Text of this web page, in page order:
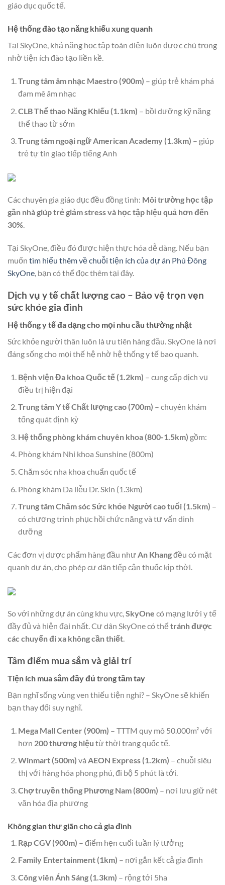
giáo dục quốc tế.
Hệ thống đào tạo năng khiếu xung quanh
Tại SkyOne, khả năng học tập toàn diện luôn được chú trọng
nhờ tiện ích đào tạo liền kề.
Trung tâm âm nhạc Maestro (900m) – giúp trẻ khám phá
đam mê âm nhạc
CLB Thể thao Năng Khiếu (1.1km) – bồi dưỡng kỹ năng
thể thao từ sớm
Trung tâm ngoại ngữ American Academy (1.3km) – giúp
trẻ tự tin giao tiếp tiếng Anh
Các chuyên gia giáo dục đều đồng tình: Môi trường học tập
gần nhà giúp trẻ giảm stress và học tập hiệu quả hơn đến
30%
Tại SkyOne, điều đó được hiện thực hóa dễ dàng. Nếu bạn
muốn tìm hiểu thêm về chuỗi tiện ích của dự án Phú Đông
SkyOne , bạn có thể đọc thêm tại đây.
Dịch vụ y tế chất lượng cao – Bảo vệ trọn vẹn
sức khỏe gia đình
Hệ thống y tế đa dạng cho mọi nhu cầu thường nhật
Sức khỏe người thân luôn là ưu tiên hàng đầu. SkyOne là nơi
đáng sống cho mọi thế hệ nhờ hệ thống y tế bao quanh.
Bệnh viện Đa khoa Quốc tế (1.2km) – cung cấp dịch vụ
điều trị hiện đại
Trung tâm Y tế Chất lượng cao (700m) – chuyên khám
tổng quát định kỳ
Hệ thống phòng khám chuyên khoa (800-1.5km) gồm:
Phòng khám Nhi khoa Sunshine (800m)
Chăm sóc nha khoa chuẩn quốc tế
Phòng khám Da liễu Dr. Skin (1.3km)
Trung tâm Chăm sóc Sức khỏe Người cao tuổi (1.5km) –
có chương trình phục hồi chức năng và tư vấn dinh
dưỡng
Các đơn vị dược phẩm hàng đầu nhưAn Khangđều có mặt
quanh dự án, cho phép cư dân tiếp cận thuốc kịp thời.
So với những dự án cùng khu vực, SkyOne có mạng lưới y tế
đầy đủ và hiện đại nhất. Cư dân SkyOne có thể tránh được
các chuyến đi xa không cần thiết
Tâm điểm mua sắm và giải trí
Tiện ích mua sắm đầy đủ trong tầm tay
Bạn nghĩ sống vùng ven thiếu tiện nghi? – SkyOne sẽ khiến
bạn thay đổi suy nghĩ.
Mega Mall Center (900m) – TTTM quy mô 50.000m² với
hơn 200 thương hiệu từ thời trang quốc tế.
Winmart (500m) và AEON Express (1.2km) – chuỗi siêu
thị với hàng hóa phong phú, đi bộ 5 phút là tới.
Chợ truyền thống Phương Nam (800m) – nơi lưu giữ nét
văn hóa địa phương
Không gian thư giãn cho cả gia đình
Rạp CGV (900m) – điểm hẹn cuối tuần lý tưởng
Family Entertainment (1km) – nơi gắn kết cả gia đình
Công viên Ánh Sáng (1.3km) – rộng tới 5ha